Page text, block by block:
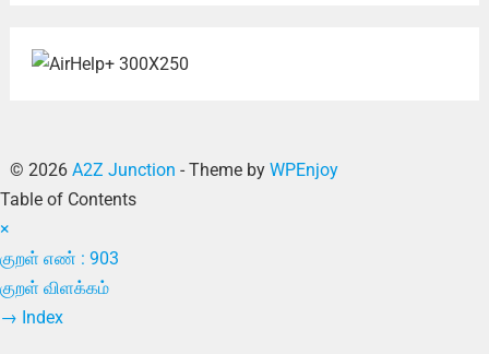
© 2026 A2Z Junction - Theme by WPEnjoy
Table of Contents
×
குறள் எண் : 903
குறள் விளக்கம்
→ Index